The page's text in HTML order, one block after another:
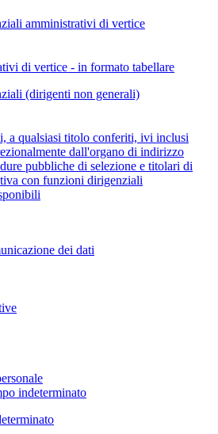
amministrativi di vertice
di vertice - in formato tabellare
(dirigenti non generali)
a qualsiasi titolo conferiti, ivi inclusi
dall'organo di indirizzo
pubbliche di selezione e titolari di
con funzioni dirigenziali
dei dati
indeterminato